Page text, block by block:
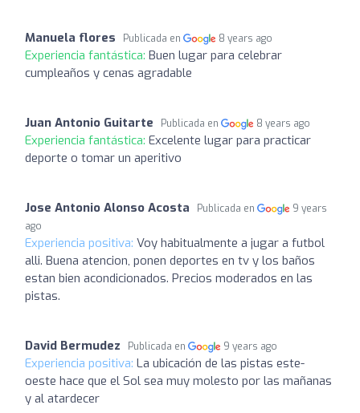
Manuela flores Publicada en 8 years ago
Experiencia fantástica: Buen lugar para celebrar
cumpleaños y cenas agradable
Juan Antonio Guitarte Publicada en 8 years ago
Experiencia fantástica: Excelente lugar para practicar
deporte o tomar un aperitivo
Jose Antonio Alonso Acosta Publicada en
9 years
ago
Experiencia positiva: Voy habitualmente a jugar a futbol
alli. Buena atencion, ponen deportes en tv y los baños
estan bien acondicionados. Precios moderados en las
pistas.
David Bermudez Publicada en 9 years ago
Experiencia positiva: La ubicación de las pistas este-
oeste hace que el Sol sea muy molesto por las mañanas
y al atardecer